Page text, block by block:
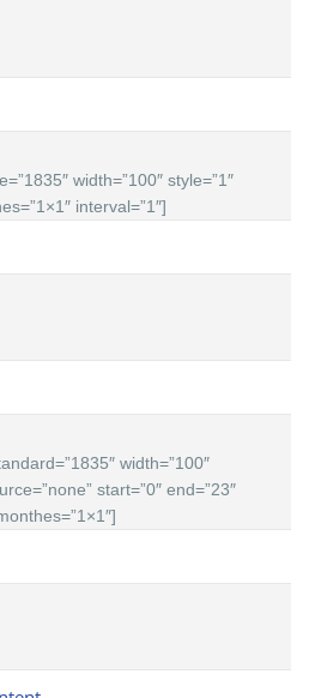
width=”100″ style=”1″
interval=”1″]
width=”100″
start=”0″ end=”23″